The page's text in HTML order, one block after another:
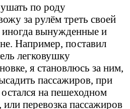
по роду
за рулём треть своей
вынужденные и
Например, поставил
легковушку
я становлюсь за ним,
пассажиров, при
на пешеходном
перевозка пассажиров